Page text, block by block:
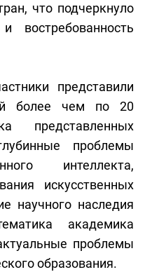
что подчеркнуло
востребованность
представили
более чем по 20
представленных
проблемы
интеллекта,
искусственных
научного наследия
академика
проблемы
образования.